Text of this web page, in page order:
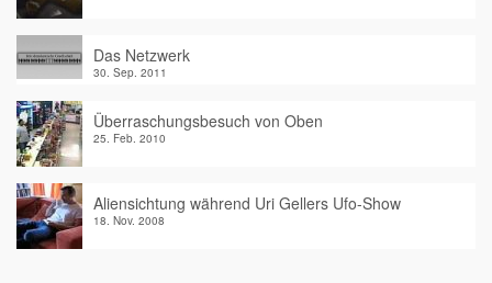
Das Netzwerk
30. Sep. 2011
Überraschungsbesuch von Oben
25. Feb. 2010
Aliensichtung während Uri Gellers Ufo-Show
18. Nov. 2008